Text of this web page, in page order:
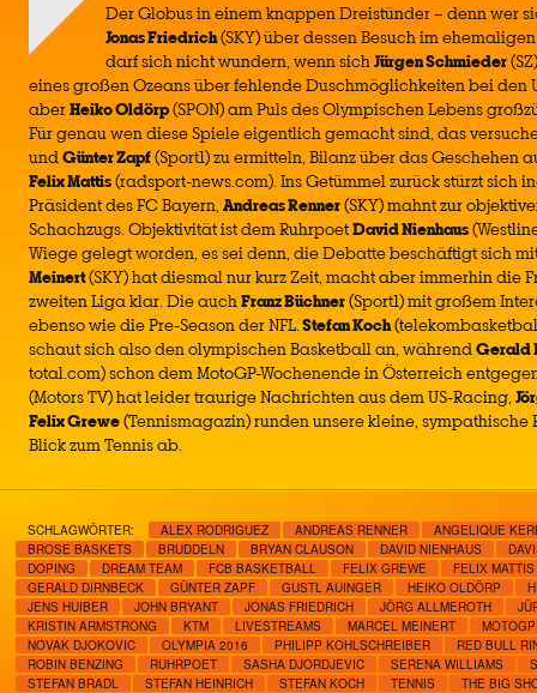
Der Globus in einem knappen Dreistünder – denn wer
Jonas Friedrich(SKY) über dessen Besuch im
darf sich nicht wundern, wenn sichJürgen Schmieder
eines großen Ozeans über fehlende Duschmöglichkeiten bei den
aberHeiko Oldörp(SPON) am Puls des Olympischen Lebens
Für genau wen diese Spiele eigentlich gemacht sind, das
undGünter Zapf(Sport1) zu ermitteln, Bilanz über das Geschehen
Felix Mattis(radsport-news.com). Ins Getümmel zurück stürzt sich
Präsident des FC Bayern, Andreas Renner(SKY) mahnt zur
Schachzugs. Objektivität ist dem RuhrpoetDavid Nienhaus
Wiege gelegt worden, es sei denn, die Debatte beschäftigt sich
Meinert(SKY) hat diesmal nur kurz Zeit, macht aber immerhin die
zweiten Liga klar. Die auchFranz Büchner(Sport1) mit großem
ebenso wie die Pre-Season der NFL.Stefan Koch
schaut sich also den olympischen Basketball an, währendGerald
total.com) schon dem MotoGP-Wochenende in Österreich
(Motors TV) hat leider traurige Nachrichten aus dem US-Racing,
Felix Grewe(Tennismagazin) runden unsere kleine, sympathische
Blick zum Tennis ab.
SCHLAGWÖRTER: ALEX RODRIGUEZ ANDREAS RENNER
ANGELIQUE
BROSE BASKETS
BRUDDELN BRYAN CLAUSON DAVID NIENHAUS
DOPING
DREAM TEAM FCB BASKETBALL FELIX GREWE
FELIX MATTIS
GERALD DIRNBECK
GÜNTER ZAPF GUSTL AUINGER HEIKO OLDÖRP
JENS HUIBER
JOHN BRYANT JONAS FRIEDRICH JÖRG ALLMEROTH
KRISTIN ARMSTRONG
KTM LIVESTREAMS MARCEL MEINERT
MOTOGP
NOVAK DJOKOVIC
OLYMPIA 2016 PHILIPP KOHLSCHREIBER
RED BULL
ROBIN BENZING
RUHRPOET SASHA DJORDJEVIC SERENA WILLIAMS
STEFAN BRADL
STEFAN HEINRICH STEFAN KOCH TENNIS
THE BIG